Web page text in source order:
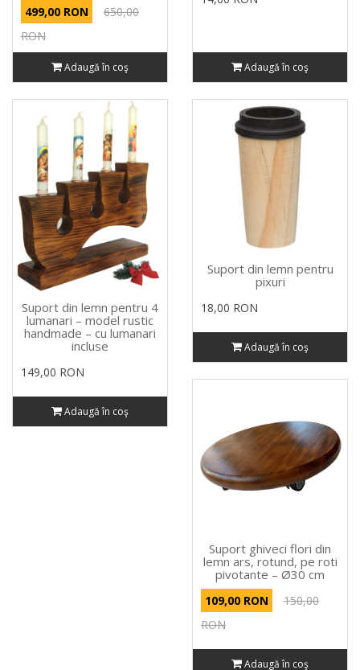
499,00 RON
650,00
RON
Adaugă în coş Adaugă în coş
Suport din lemn pentru 4
lumanari – model rustic
handmade – cu lumanari
incluse
149,00 RON
Adaugă în coş
Suport din lemn pentru
pixuri
18,00 RON
Adaugă în coş
Suport ghiveci flori din
lemn ars, rotund, pe roti
pivotante – Ø30 cm
109,00 RON
150,00
RON
Adaugă în coş